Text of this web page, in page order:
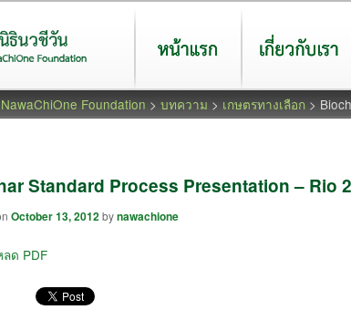
หน้าแรก เกี่ยวกับเรา
NawaChiOne Foundation > บทความ > เกษตรทางเลือก >
Standard Process Presentation – Rio
October 13, 2012bynawachione
ด PDF